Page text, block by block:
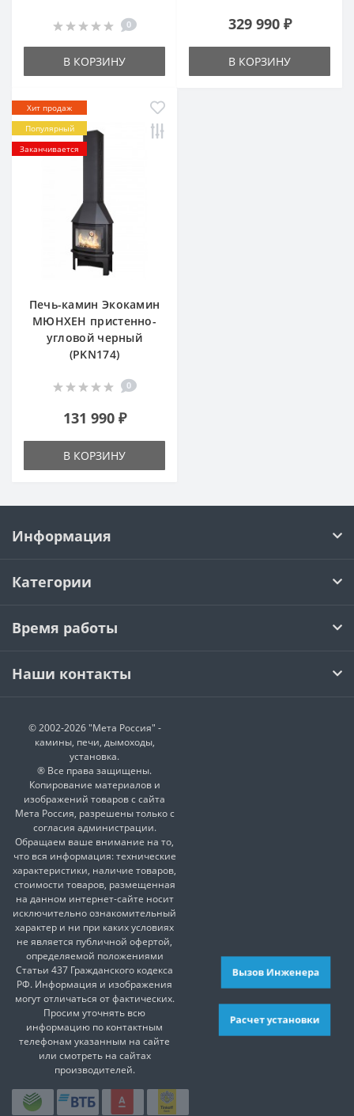
0
В КОРЗИНУ
329 990 ₽
В КОРЗИНУ
Хит продаж
Популярный
Заканчивается
Печь-камин Экокамин
МЮНХЕН пристенно-
угловой черный
(PKN174)
0
131 990 ₽
В КОРЗИНУ
Информация
Категории
Время работы
Наши контакты
© 2002-2026 "Мета Россия" -
камины, печи, дымоходы,
установка.
® Все права защищены.
Копирование материалов и
изображений товаров с сайта
Мета Россия, разрешены только с
согласия администрации.
Обращаем ваше внимание на то,
что вся информация: технические
характеристики, наличие товаров,
стоимости товаров, размещенная
на данном интернет-сайте носит
исключительно ознакомительный
характер и ни при каких условиях
не является публичной офертой,
определяемой положениями
Статьи 437 Гражданского кодекса
РФ. Информация и изображения
могут отличаться от фактических.
Просим уточнять всю
информацию по контактным
телефонам указанным на сайте
или смотреть на сайтах
производителей.
Расчет установки
Вызов Инженера